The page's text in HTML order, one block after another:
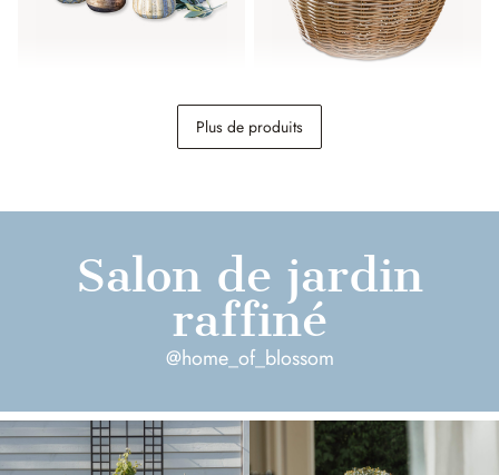
Lot de 6 photophores
Table d’appoint
Sartrouville
Plus de produits
Salon de jardin
raffiné
@home_of_blossom